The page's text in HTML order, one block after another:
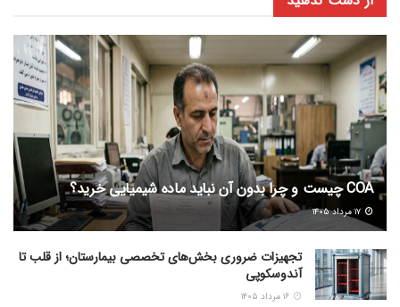
COA چیست و چرا بدون آن نباید ماده شیمیایی خرید؟
تجهیزات ضروری بخش‌های تخصصی بیمارستان؛ از قلب تا
آندوسکوپی